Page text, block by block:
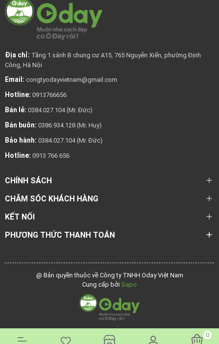
0
Địa chỉ: Tầng 1 sảnh B chung cư A15, 765 Nguyễn Xiển, phường Định
Công, Hà Nội
Email: congtyodayvietnam@gmail.com
Hotline: 0913766656
Bán lẻ: 0384.027.104 (Mr. Đức)
Bán buôn: 0386.934.128 (Mr. Huy)
Bảo hành: 0384.027.104 (Mr. Đức)
Hotline: 0913 766 656
CHÍNH SÁCH
CHĂM SÓC KHÁCH HÀNG
KẾT NỐI
PHƯƠNG THỨC THANH TOÁN
@ Bản quyền thuộc về Công ty TNHH Oday Việt Nam
Cung cấp bởi Sapo